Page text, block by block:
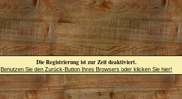
Die Registrierung ist zur Zeit deaktiviert.
Benutzen Sie den Zurück-Button Ihres Browsers oder klicken Sie hier!